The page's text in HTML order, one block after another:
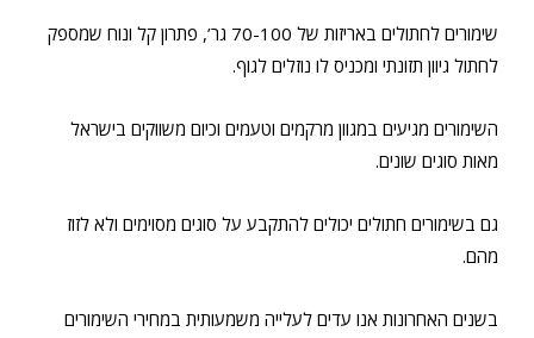
שימורים לחתולים באריזות של 70-100 גר’, פתרון קל ונוח שמספק
לחתול גיוון תזונתי ומכניס לו נוזלים לגוף.
השימורים מגיעים במגוון מרקמים וטעמים וכיום משווקים בישראל
מאות סוגים שונים.
גם בשימורים חתולים יכולים להתקבע על סוגים מסוימים ולא לזוז
מהם.
בשנים האחרונות אנו עדים לעלייה משמעותית במחירי השימורים